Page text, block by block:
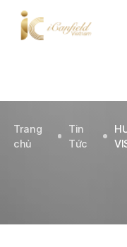
Trang
chủ
Tin
Tức